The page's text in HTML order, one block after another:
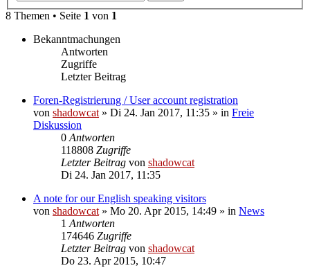
8 Themen • Seite 1 von 1
Bekanntmachungen
Antworten
Zugriffe
Letzter Beitrag
Foren-Registrierung / User account registration
von shadowcat » Di 24. Jan 2017, 11:35 » in Freie
Diskussion
0 Antworten
118808 Zugriffe
Letzter Beitrag von shadowcat
Di 24. Jan 2017, 11:35
A note for our English speaking visitors
von shadowcat » Mo 20. Apr 2015, 14:49 » in News
1 Antworten
174646 Zugriffe
Letzter Beitrag von shadowcat
Do 23. Apr 2015, 10:47